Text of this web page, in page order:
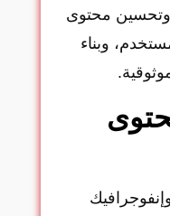
وتحسين محتوى
وبناء